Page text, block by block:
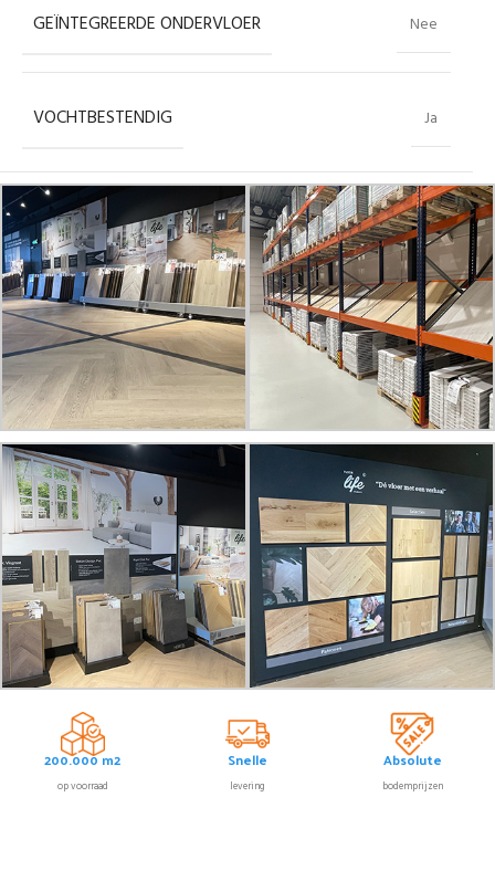
GEÏNTEGREERDE ONDERVLOER Nee
VOCHTBESTENDIG Ja
200.000 m2
op voorraad
Snelle
levering
Absolute
bodemprijzen